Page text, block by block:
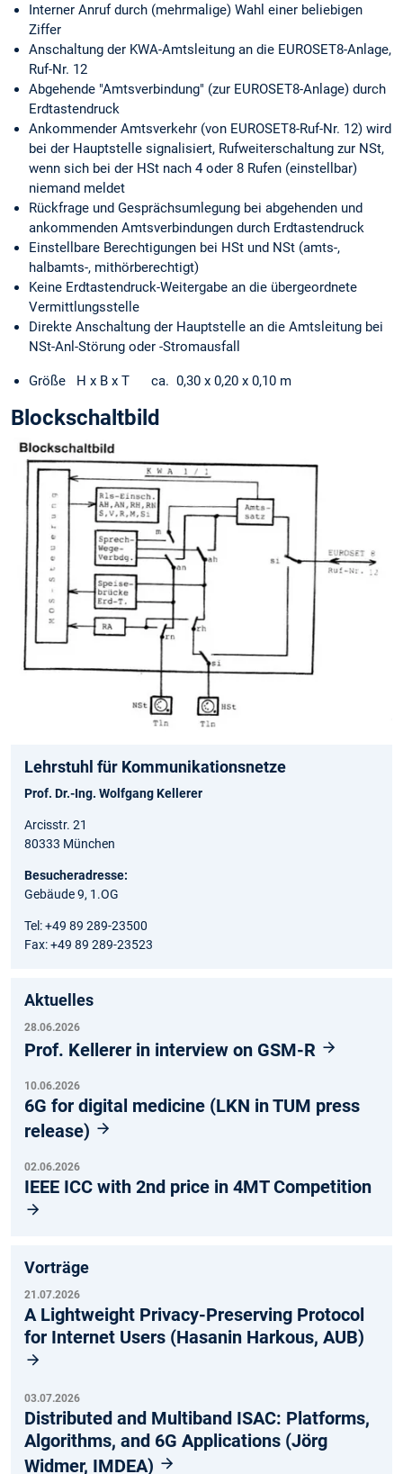
Interner Anruf durch (mehrmalige) Wahl einer beliebigen
Ziffer
Anschaltung der KWA-Amtsleitung an die EUROSET8-Anlage,
Ruf-Nr. 12
Abgehende "Amtsverbindung" (zur EUROSET8-Anlage) durch
Erdtastendruck
Ankommender Amtsverkehr (von EUROSET8-Ruf-Nr. 12) wird
bei der Hauptstelle signalisiert, Rufweiterschaltung zur NSt,
wenn sich bei der HSt nach 4 oder 8 Rufen (einstellbar)
niemand meldet
Rückfrage und Gesprächsumlegung bei abgehenden und
ankommenden Amtsverbindungen durch Erdtastendruck
Einstellbare Berechtigungen bei HSt und NSt (amts-,
halbamts-, mithörberechtigt)
Keine Erdtastendruck-Weitergabe an die übergeordnete
Vermittlungsstelle
Direkte Anschaltung der Hauptstelle an die Amtsleitung bei
NSt-Anl-Störung oder -Stromausfall
Größe H x B x T ca. 0,30 x 0,20 x 0,10 m
Blockschaltbild
Lehrstuhl für Kommunikationsnetze
Prof. Dr.-Ing. Wolfgang Kellerer
Arcisstr. 21
80333 München
Besucheradresse:
Gebäude 9, 1.OG
Tel: +49 89 289-23500
Fax: +49 89 289-23523
Aktuelles
28.06.2026
Prof. Kellerer in interview on GSM-R
10.06.2026
6G for digital medicine (LKN in TUM press
release)
02.06.2026
IEEE ICC with 2nd price in 4MT Competition
Vorträge
21.07.2026
A Lightweight Privacy-Preserving Protocol
for Internet Users (Hasanin Harkous, AUB)
03.07.2026
Distributed and Multiband ISAC: Platforms,
Algorithms, and 6G Applications (Jörg
Widmer, IMDEA)